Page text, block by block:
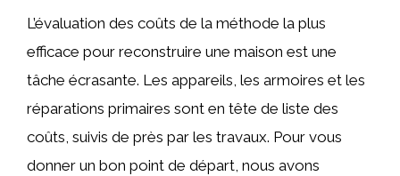
L’évaluation des coûts de la méthode la plus
efficace pour reconstruire une maison est une
tâche écrasante. Les appareils, les armoires et les
réparations primaires sont en tête de liste des
coûts, suivis de près par les travaux. Pour vous
donner un bon point de départ, nous avons